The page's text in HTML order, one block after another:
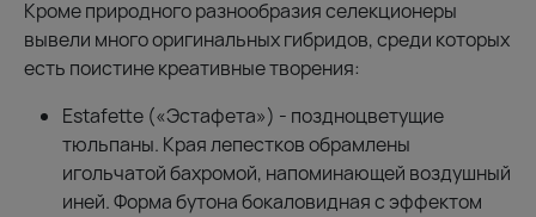
Кроме природного разнообразия селекционеры
вывели много оригинальных гибридов, среди которых
есть поистине креативные творения:
Estafette («Эстафета») - поздноцветущие
тюльпаны. Края лепестков обрамлены
игольчатой бахромой, напоминающей воздушный
иней. Форма бутона бокаловидная с эффектом